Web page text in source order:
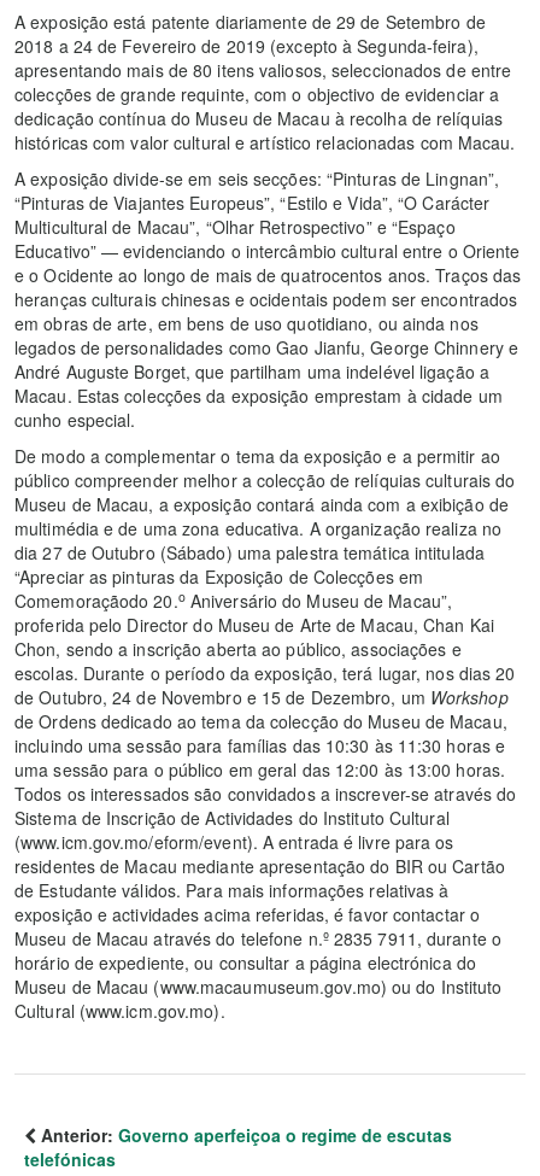
A exposição está patente diariamente de 29 de Setembro de
2018 a 24 de Fevereiro de 2019 (excepto à Segunda-feira),
apresentando mais de 80 itens valiosos, seleccionados de entre
colecções de grande requinte, com o objectivo de evidenciar a
dedicação contínua do Museu de Macau à recolha de relíquias
históricas com valor cultural e artístico relacionadas com Macau.
A exposição divide-se em seis secções: “Pinturas de Lingnan”,
“Pinturas de Viajantes Europeus”, “Estilo e Vida”, “O Carácter
Multicultural de Macau”, “Olhar Retrospectivo” e “Espaço
Educativo” — evidenciando o intercâmbio cultural entre o Oriente
e o Ocidente ao longo de mais de quatrocentos anos. Traços das
heranças culturais chinesas e ocidentais podem ser encontrados
em obras de arte, em bens de uso quotidiano, ou ainda nos
legados de personalidades como Gao Jianfu, George Chinnery e
André Auguste Borget, que partilham uma indelével ligação a
Macau. Estas colecções da exposição emprestam à cidade um
cunho especial.
De modo a complementar o tema da exposição e a permitir ao
público compreender melhor a colecção de relíquias culturais do
Museu de Macau, a exposição contará ainda com a exibição de
multimédia e de uma zona educativa. A organização realiza no
dia 27 de Outubro (Sábado) uma palestra temática intitulada
“Apreciar as pinturas da Exposição de Colecções em
Comemoraçãodo 20.oAniversário do Museu de Macau”,
proferida pelo Director do Museu de Arte de Macau, Chan Kai
Chon, sendo a inscrição aberta ao público, associações e
escolas. Durante o período da exposição, terá lugar, nos dias 20
de Outubro, 24 de Novembro e 15 de Dezembro, um Workshop
de Ordens dedicado ao tema da colecção do Museu de Macau,
incluindo uma sessão para famílias das 10:30 às 11:30 horas e
uma sessão para o público em geral das 12:00 às 13:00 horas.
Todos os interessados são convidados a inscrever-se através do
Sistema de Inscrição de Actividades do Instituto Cultural
(www.icm.gov.mo/eform/event). A entrada é livre para os
residentes de Macau mediante apresentação do BIR ou Cartão
de Estudante válidos. Para mais informações relativas à
exposição e actividades acima referidas, é favor contactar o
Museu de Macau através do telefone n.º 2835 7911, durante o
horário de expediente, ou consultar a página electrónica do
Museu de Macau (www.macaumuseum.gov.mo) ou do Instituto
Cultural (www.icm.gov.mo).
Anterior: Governo aperfeiçoa o regime de escutas
telefónicas